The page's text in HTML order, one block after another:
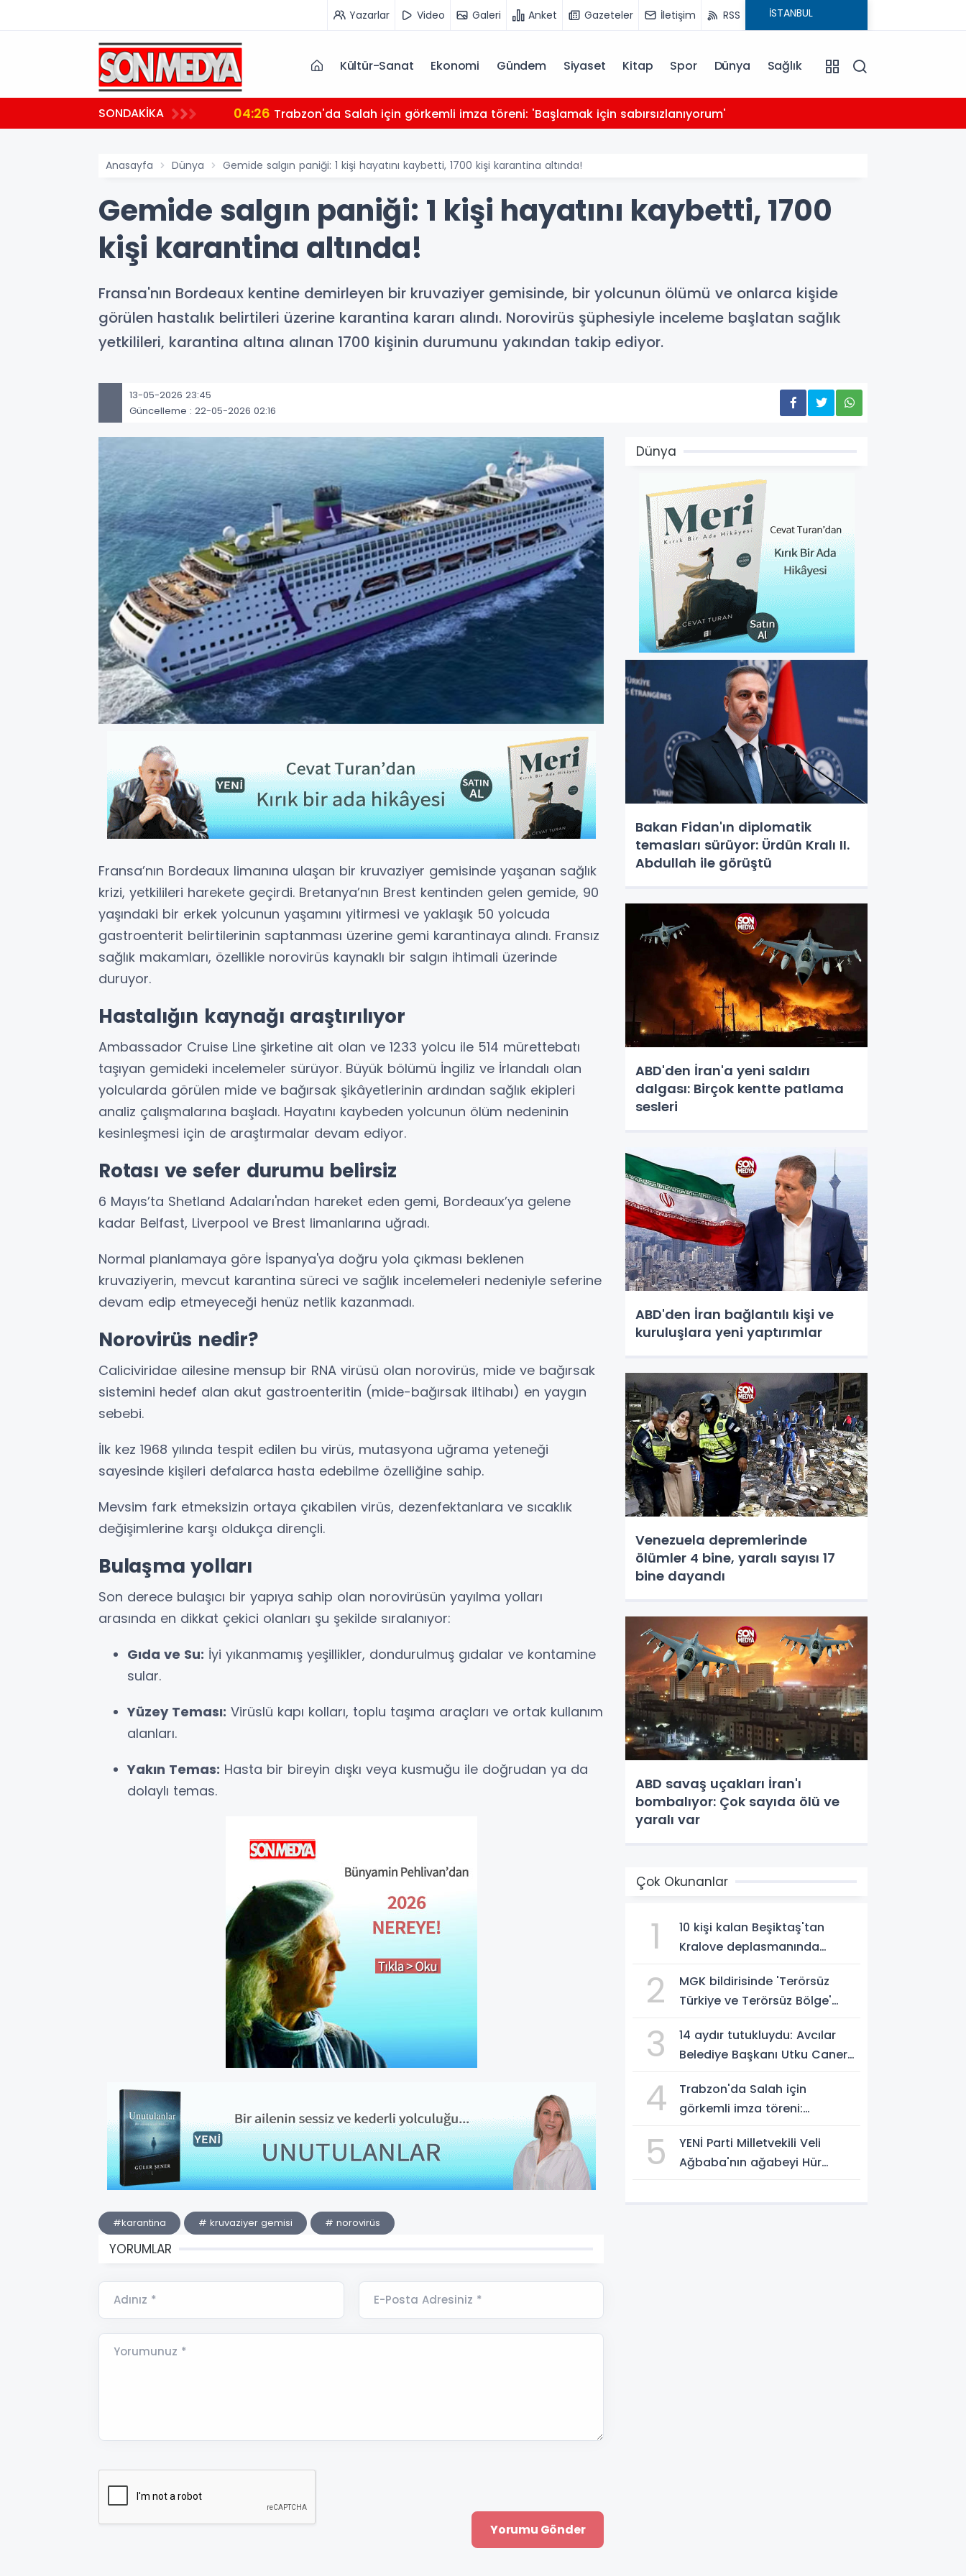
Yazarlar Video Galeri Anket Gazeteler İletişim RSS
Kültür-Sanat Ekonomi Gündem Siyaset Kitap Spor Dünya Sağlık
SONDAKİKA 04:26 Trabzon'da Salah için görkemli imza töreni: 'Başlamak için sabırsızlanıyorum'
Anasayfa Dünya Gemide salgın paniği: 1 kişi hayatını kaybetti, 1700 kişi karantina altında!
Gemide salgın paniği: 1 kişi hayatını kaybetti, 1700
kişi karantina altında!
Fransa'nın Bordeaux kentine demirleyen bir kruvaziyer gemisinde, bir yolcunun ölümü ve onlarca kişide
görülen hastalık belirtileri üzerine karantina kararı alındı. Norovirüs şüphesiyle inceleme başlatan sağlık
yetkilileri, karantina altına alınan 1700 kişinin durumunu yakından takip ediyor.
13-05-2026 23:45
Güncelleme : 22-05-2026 02:16
Fransa’nın Bordeaux limanına ulaşan bir kruvaziyer gemisinde yaşanan sağlık
krizi, yetkilileri harekete geçirdi. Bretanya’nın Brest kentinden gelen gemide, 90
yaşındaki bir erkek yolcunun yaşamını yitirmesi ve yaklaşık 50 yolcuda
gastroenterit belirtilerinin saptanması üzerine gemi karantinaya alındı. Fransız
sağlık makamları, özellikle norovirüs kaynaklı bir salgın ihtimali üzerinde
duruyor.
Hastalığın kaynağı araştırılıyor
Ambassador Cruise Line şirketine ait olan ve 1233 yolcu ile 514 mürettebatı
taşıyan gemideki incelemeler sürüyor. Büyük bölümü İngiliz ve İrlandalı olan
yolcularda görülen mide ve bağırsak şikâyetlerinin ardından sağlık ekipleri
analiz çalışmalarına başladı. Hayatını kaybeden yolcunun ölüm nedeninin
kesinleşmesi için de araştırmalar devam ediyor.
Rotası ve sefer durumu belirsiz
6 Mayıs’ta Shetland Adaları'ndan hareket eden gemi, Bordeaux’ya gelene
kadar Belfast, Liverpool ve Brest limanlarına uğradı.
Normal planlamaya göre İspanya'ya doğru yola çıkması beklenen
kruvaziyerin, mevcut karantina süreci ve sağlık incelemeleri nedeniyle seferine
devam edip etmeyeceği henüz netlik kazanmadı.
Norovirüs nedir?
Caliciviridae ailesine mensup bir RNA virüsü olan norovirüs, mide ve bağırsak
sistemini hedef alan akut gastroenteritin (mide-bağırsak iltihabı) en yaygın
sebebi.
İlk kez 1968 yılında tespit edilen bu virüs, mutasyona uğrama yeteneği
sayesinde kişileri defalarca hasta edebilme özelliğine sahip.
Mevsim fark etmeksizin ortaya çıkabilen virüs, dezenfektanlara ve sıcaklık
değişimlerine karşı oldukça dirençli.
Bulaşma yolları
Son derece bulaşıcı bir yapıya sahip olan norovirüsün yayılma yolları
arasında en dikkat çekici olanları şu şekilde sıralanıyor:
Gıda ve Su: İyi yıkanmamış yeşillikler, dondurulmuş gıdalar ve kontamine
sular.
Yüzey Teması: Virüslü kapı kolları, toplu taşıma araçları ve ortak kullanım
alanları.
Yakın Temas: Hasta bir bireyin dışkı veya kusmuğu ile doğrudan ya da
dolaylı temas.
#karantina # kruvaziyer gemisi # norovirüs
YORUMLAR
Adınız * E-Posta Adresiniz *
Yorumunuz *
Dünya
Bakan Fidan'ın diplomatik
temasları sürüyor: Ürdün Kralı II.
Abdullah ile görüştü
ABD'den İran'a yeni saldırı
dalgası: Birçok kentte patlama
sesleri
ABD'den İran bağlantılı kişi ve
kuruluşlara yeni yaptırımlar
Venezuela depremlerinde
ölümler 4 bine, yaralı sayısı 17
bine dayandı
ABD savaş uçakları İran'ı
bombalıyor: Çok sayıda ölü ve
yaralı var
Çok Okunanlar
1
10 kişi kalan Beşiktaş'tan
Kralove deplasmanında
2
MGK bildirisinde 'Terörsüz
Türkiye ve Terörsüz Bölge'
3
14 aydır tutukluydu: Avcılar
Belediye Başkanı Utku Caner
4
Trabzon'da Salah için
görkemli imza töreni:
sabırsızlanıyorum'
5
YENİ Parti Milletvekili Veli
Ağbaba'nın ağabeyi Hür